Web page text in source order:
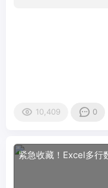
10,409 0
紧急收藏！Excel多行